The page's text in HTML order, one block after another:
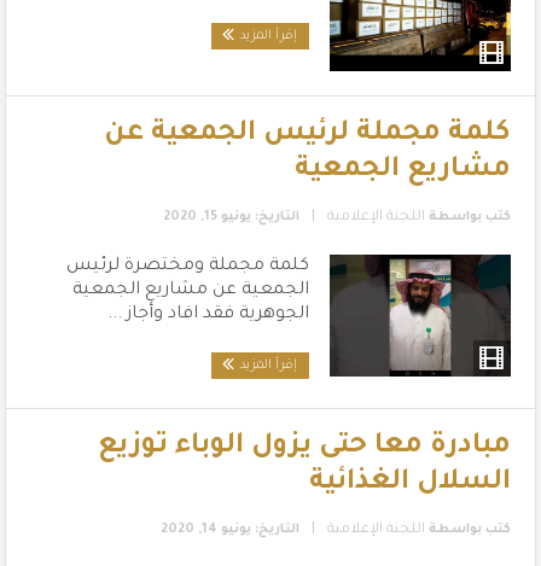
إقرأ المزيد
كلمة مجملة لرئيس الجمعية عن
مشاريع الجمعية
كتب بواسطة اللجنة الإعلامية التاريخ: يونيو 15, 2020
كلمة مجملة ومختصرة لرئيس
الجمعية عن مشاريع الجمعية
الجوهرية فقد افاد وأجاز ...
إقرأ المزيد
مبادرة معا حتى يزول الوباء توزيع
السلال الغذائية
كتب بواسطة اللجنة الإعلامية التاريخ: يونيو 14, 2020